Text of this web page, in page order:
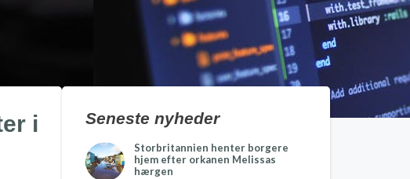
i
Seneste nyheder
Storbritannien henter borgere
hjem efter orkanen Melissas
hærgen